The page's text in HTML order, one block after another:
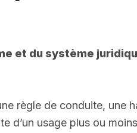
et du système
règle de conduite, une
d’un usage plus ou